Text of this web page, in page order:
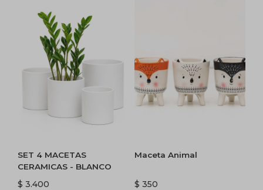
SET 4 MACETAS
CERAMICAS - BLANCO
$ 3.400
Maceta Animal
$ 350